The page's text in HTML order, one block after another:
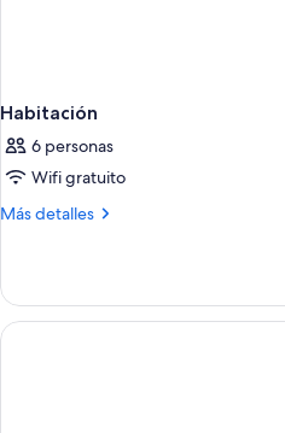
Habitación
6 personas
Wifi gratuito
Más detalles
Más